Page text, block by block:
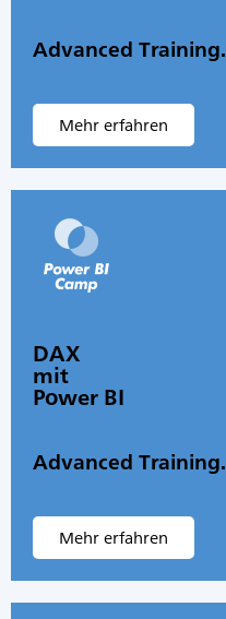
Advanced Training.
Mehr erfahren
DAX
mit
Power BI
Advanced Training.
Mehr erfahren